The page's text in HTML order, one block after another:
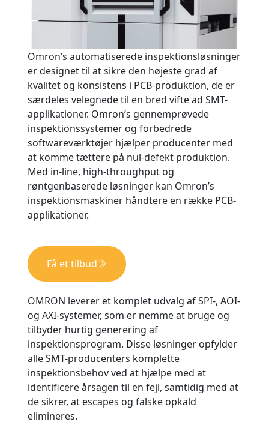
Omron’s automatiserede inspektionsløsninger
er designet til at sikre den højeste grad af
kvalitet og konsistens i PCB-produktion, de er
særdeles velegnede til en bred vifte ad SMT-
applikationer. Omron’s gennemprøvede
inspektionssystemer og forbedrede
softwareværktøjer hjælper producenter med
at komme tættere på nul-defekt produktion.
Med in-line, high-throughput og
røntgenbaserede løsninger kan Omron’s
inspektionsmaskiner håndtere en række PCB-
applikationer.
Få et tilbud
OMRON leverer et komplet udvalg af SPI-, AOI-
og AXI-systemer, som er nemme at bruge og
tilbyder hurtig generering af
inspektionsprogram. Disse løsninger opfylder
alle SMT-producenters komplette
inspektionsbehov ved at hjælpe med at
identificere årsagen til en fejl, samtidig med at
de sikrer, at escapes og falske opkald
elimineres.